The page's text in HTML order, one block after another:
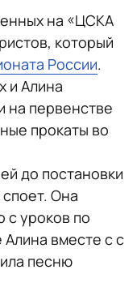
на «ЦСКА
который
России.
и Алина
на первенстве
прокаты во
до постановки
Она
с уроков по
Алина вместе с с
песню